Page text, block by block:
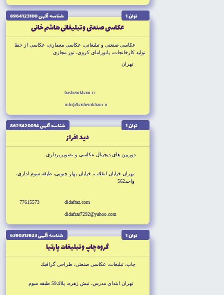
توان 1 شناسه آگهى 8964123100
عكاسى صنعتى و تبليغاتى هاشم خانى
عكاسى صنعتى و تبليغاتى، عكاسى معمارى، عكاسى از خط
توليد كارخانجات، پانوراماى كروى، تور مجازى
تهران
hashemkhani.ir
info@hashemkhani.ir
توان 1 شناسه آگهى 8625420054
ديد افراز
دوربين هاى ديجيتال عكاسى و تصويربردارى
تهران خيابان انقلاب، خيابان بهار جنوبى، طبقه سوم ادارى،
واحد562
didafraz.com
didafzar7292@yahoo.com
77615573
توان 1 شناسه آگهى 6390313923
گروه چاپ و تبليغات پارتيا
چاپ، تبليغات، عكاسى صنعتى، طراحى گرافيك
تهران ابتداى مدرس، نبش زهره، پلاك59 طبقه سوم